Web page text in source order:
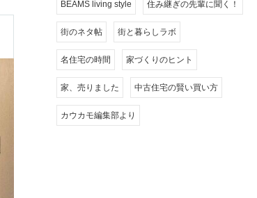
BEAMS living style 住み継ぎの先輩に聞く！
街のネタ帖 街と暮らしラボ
名住宅の時間 家づくりのヒント
家、売りました 中古住宅の賢い買い方
カウカモ編集部より